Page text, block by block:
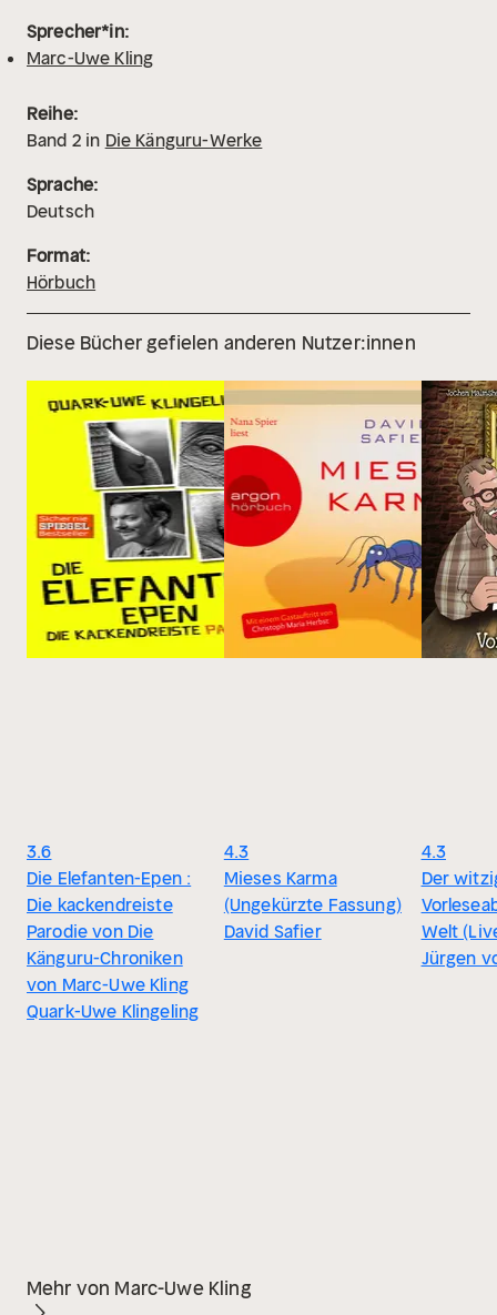
Sprecher*in:
Marc-Uwe Kling
Reihe:
Band 2in Die Känguru-Werke
Sprache:
Deutsch
Format:
Hörbuch
Diese Bücher gefielen anderen Nutzer:innen
3.6
Die Elefanten-Epen :
Die kackendreiste
Parodie von Die
Känguru-Chroniken
von Marc-Uwe Kling
Quark-Uwe Klingeling
4.3
Mieses Karma
(Ungekürzte Fassung)
David Safier
4.3
Der
Welt
Jürgen
Mehr von Marc-Uwe Kling